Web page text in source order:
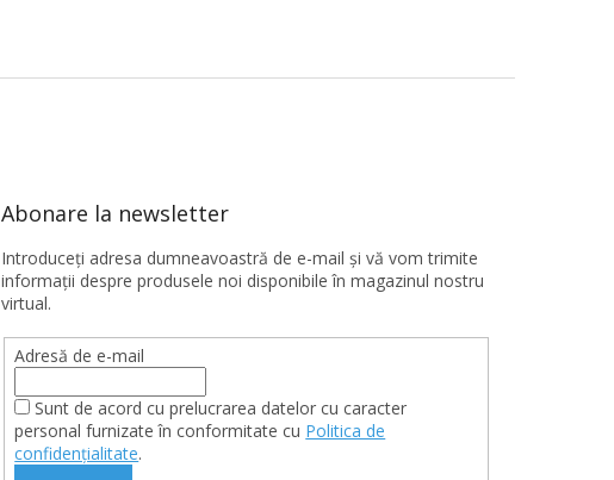
Abonare la newsletter
Introduceţi adresa dumneavoastră de e-mail şi vă vom trimite
informaţii despre produsele noi disponibile în magazinul nostru
virtual.
Adresă de e-mail
Sunt de acord cu prelucrarea datelor cu caracter
personal furnizate în conformitate cu Politica de
confidențialitate.